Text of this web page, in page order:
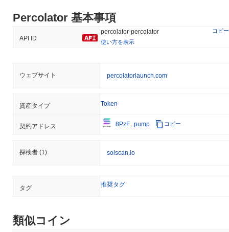
Percolator 基本事項
API ID
percolator-percolator
コピー
使い方を表示
ウェブサイト percolatorlaunch.com
資産タイプ Token
契約アドレス 8PzF...pump コピー
探検者 (1) solscan.io
タグ 推奨タグ
類似コイン